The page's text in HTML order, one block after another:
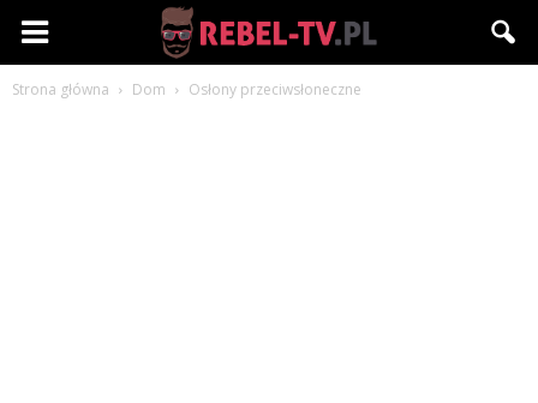
Rebel-
Strona główna Dom Osłony przeciwsłoneczne